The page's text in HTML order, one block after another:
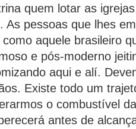
quem lotar as
As pessoas que lhes
aquele brasileiro
e pós-moderno
aqui e alí.
Existe todo um
o combustível
antes de